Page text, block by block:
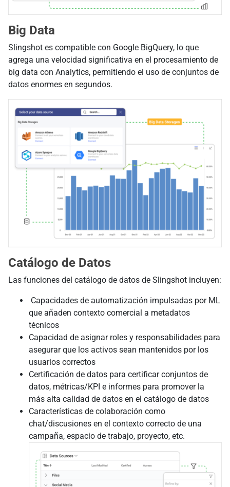
Big Data
Slingshot es compatible con Google BigQuery, lo que
agrega una velocidad significativa en el procesamiento de
big data con Analytics, permitiendo el uso de conjuntos de
datos enormes en segundos.
Catálogo de Datos
Las funciones del catálogo de datos de Slingshot incluyen:
Capacidades de automatización impulsadas por ML
que añaden contexto comercial a metadatos
técnicos
Capacidad de asignar roles y responsabilidades para
asegurar que los activos sean mantenidos por los
usuarios correctos
Certificación de datos para certificar conjuntos de
datos, métricas/KPI e informes para promover la
más alta calidad de datos en el catálogo de datos
Características de colaboración como
chat/discusiones en el contexto correcto de una
campaña, espacio de trabajo, proyecto, etc.